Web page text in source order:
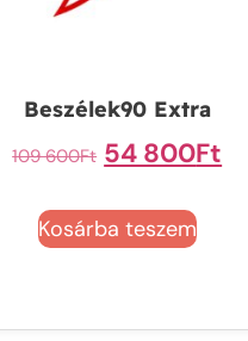
Beszélek90 Extra
109 600Ft 54 800Ft
Kosárba teszem